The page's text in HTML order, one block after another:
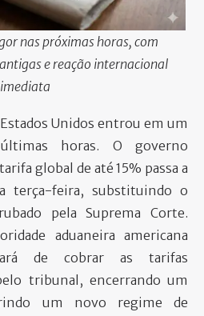
nas próximas horas, com
e reação internacional
imediata
Unidos entrou em um
horas. O governo
global de até 15% passa a
terça-feira, substituindo o
pela Suprema Corte.
aduaneira americana
de cobrar as tarifas
tribunal, encerrando um
um novo regime de